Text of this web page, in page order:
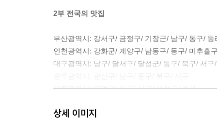
2부 전국의 맛집
부산광역시: 강서구/ 금정구/ 기장군/ 남구/ 동구/
인천광역시: 강화군/ 계양구/ 남동구/ 동구/ 미추홀
대구광역시: 남구/ 달서구/ 달성군/ 동구/ 북구/ 서구
대전광역시: 대덕구/ 동구/ 서구/ 유성구/ 중구
세종시: 세종시
상세 이미지